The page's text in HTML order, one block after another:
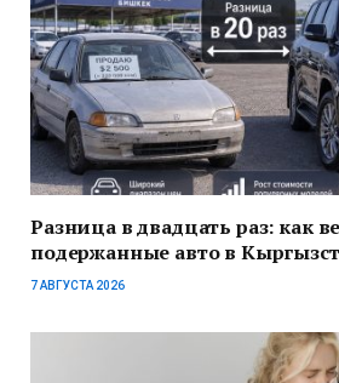
Разница в двадцать раз: как
подержанные авто в
7 АВГУСТА 2026